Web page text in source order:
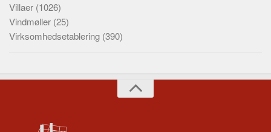
Villaer (1026)
Vindmøller (25)
Virksomhedsetablering (390)